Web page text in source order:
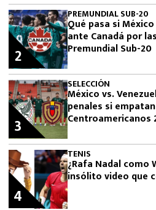
PREMUNDIAL SUB-20
Qué pasa si
ante Canadá por
Premundial Sub-20
2
SELECCIÓN
México vs.
penales si
Centroamericanos
3
TENIS
¿Rafa Nadal como
insólito video que
4